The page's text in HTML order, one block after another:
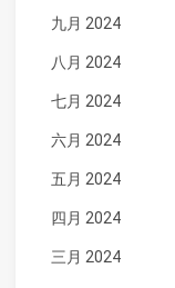
九月 2024
八月 2024
七月 2024
六月 2024
五月 2024
四月 2024
三月 2024